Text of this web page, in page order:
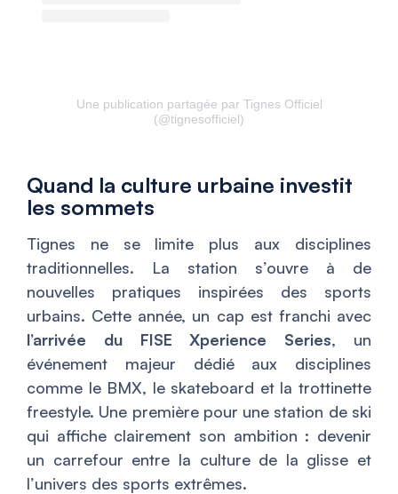
Une publication partagée par Tignes Officiel
(@tignesofficiel)
Quand la culture urbaine investit
les sommets
Tignes ne se limite plus aux disciplines
traditionnelles. La station s’ouvre à de
nouvelles pratiques inspirées des sports
urbains. Cette année, un cap est franchi avec
l’arrivée du FISE Xperience Series, un
événement majeur dédié aux disciplines
comme le BMX, le skateboard et la trottinette
freestyle. Une première pour une station de ski
qui affiche clairement son ambition : devenir
un carrefour entre la culture de la glisse et
l’univers des sports extrêmes.